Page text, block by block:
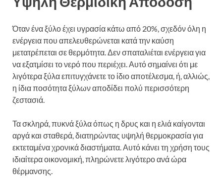
Όταν ένα ξύλο έχει υγρασία κάτω από 20%, σχεδόν όλη η
ενέργεια που απελευθερώνεται κατά την καύση
μετατρέπεται σε θερμότητα. Δεν σπαταλιέται ενέργεια για
να εξατμίσει το νερό που περιέχει. Αυτό σημαίνει ότι με
λιγότερα ξύλα επιτυγχάνετε το ίδιο αποτέλεσμα, ή, αλλιώς,
η ίδια ποσότητα ξύλων αποδίδει πολύ περισσότερη
ζεστασιά.
Τα σκληρά, πυκνά ξύλα όπως η δρυς και η ελιά καίγονται
αργά και σταθερά, διατηρώντας υψηλή θερμοκρασία για
εκτεταμένα χρονικά διαστήματα. Αυτό κάνει τη χρήση τους
ιδιαίτερα οικονομική, πληρώνετε λιγότερο ανά ώρα
θέρμανσης.